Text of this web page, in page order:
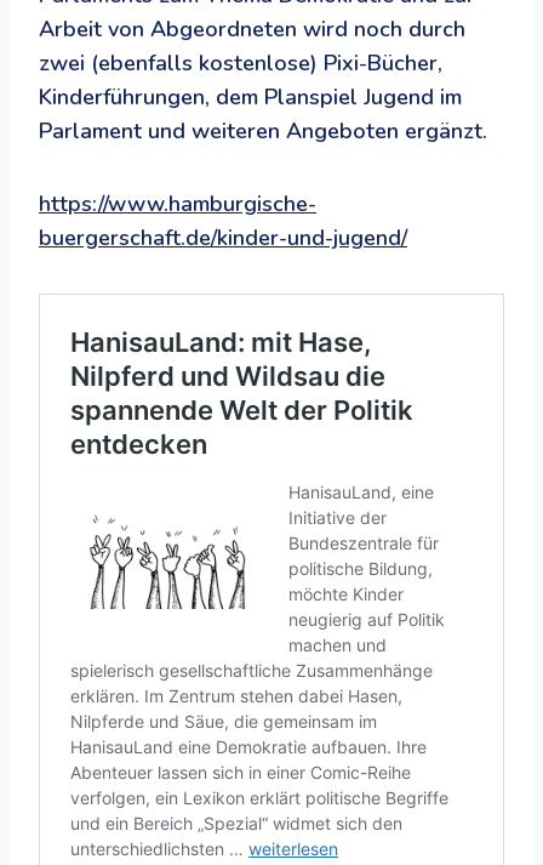
Arbeit von Abgeordneten wird noch durch
zwei (ebenfalls kostenlose) Pixi-Bücher,
Kinderführungen, dem Planspiel Jugend im
Parlament und weiteren Angeboten ergänzt.
https://www.hamburgische-
buergerschaft.de/kinder-und-jugend/